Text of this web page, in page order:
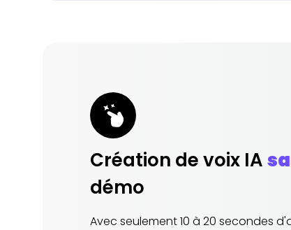
Création de voix IA
démo
Avec seulement 10 à 20 secondes